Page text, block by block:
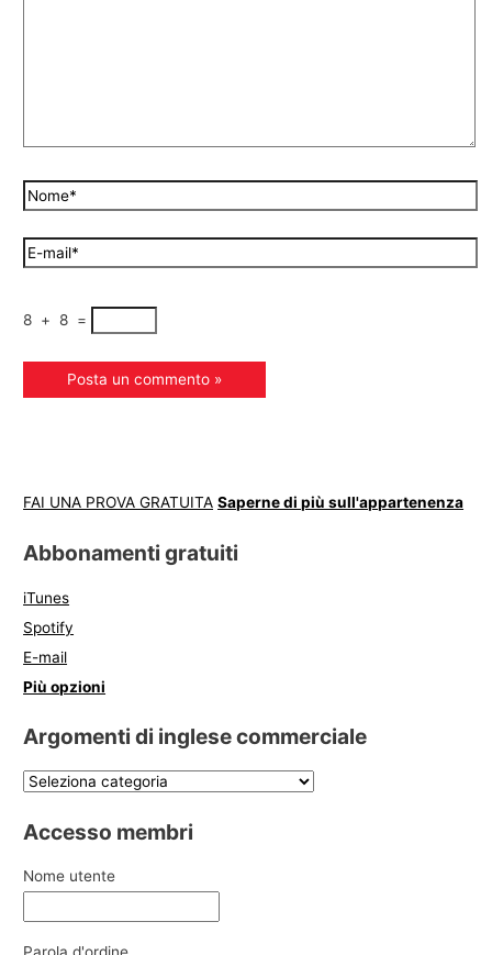
8 + 8 =
FAI UNA PROVA GRATUITA Saperne di più sull'appartenenza
Abbonamenti gratuiti
iTunes
Spotify
E-mail
Più opzioni
Argomenti di inglese commerciale
Accesso membri
Nome utente